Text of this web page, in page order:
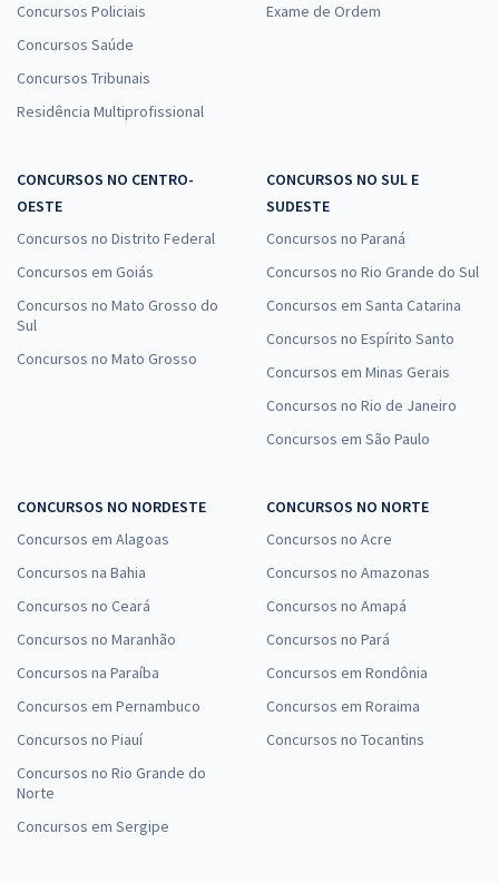
Concursos Policiais
Concursos Saúde
Concursos Tribunais
Residência Multiprofissional
Exame de Ordem
CONCURSOS NO CENTRO-
OESTE
Concursos no Distrito Federal
Concursos em Goiás
Concursos no Mato Grosso do
Sul
Concursos no Mato Grosso
CONCURSOS NO SUL E
SUDESTE
Concursos no Paraná
Concursos no Rio Grande do Sul
Concursos em Santa Catarina
Concursos no Espírito Santo
Concursos em Minas Gerais
Concursos no Rio de Janeiro
Concursos em São Paulo
CONCURSOS NO NORDESTE
Concursos em Alagoas
Concursos na Bahia
Concursos no Ceará
Concursos no Maranhão
Concursos na Paraíba
Concursos em Pernambuco
Concursos no Piauí
Concursos no Rio Grande do
Norte
Concursos em Sergipe
CONCURSOS NO NORTE
Concursos no Acre
Concursos no Amazonas
Concursos no Amapá
Concursos no Pará
Concursos em Rondônia
Concursos em Roraima
Concursos no Tocantins